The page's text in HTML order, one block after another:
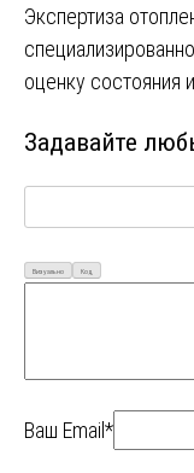
Экспертиза
оценку состояния
Задавайте
Визуально Код
Ваш Email*